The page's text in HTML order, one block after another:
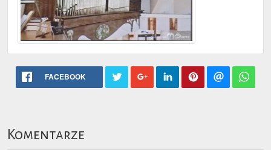
FACEBOOK
Komentarze